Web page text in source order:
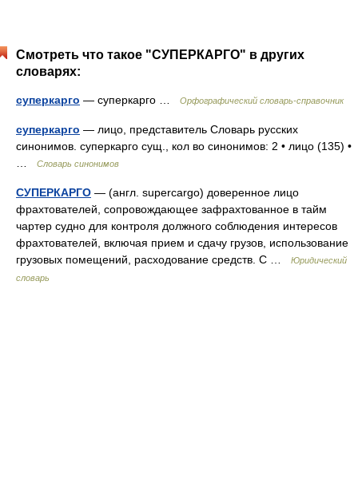
Смотреть что такое "СУПЕРКАРГО" в других
словарях:
суперкарго — суперкарго … Орфографический словарь-справочник
суперкарго — лицо, представитель Словарь русских
синонимов. суперкарго сущ., кол во синонимов: 2 • лицо (135) •
Словарь синонимов
СУПЕРКАРГО — (англ. supercargo) доверенное лицо
фрахтователей, сопровождающее зафрахтованное в тайм
чартер судно для контроля должного соблюдения интересов
фрахтователей, включая прием и сдачу грузов, использование
грузовых помещений, расходование средств. С …
Юридический
словарь